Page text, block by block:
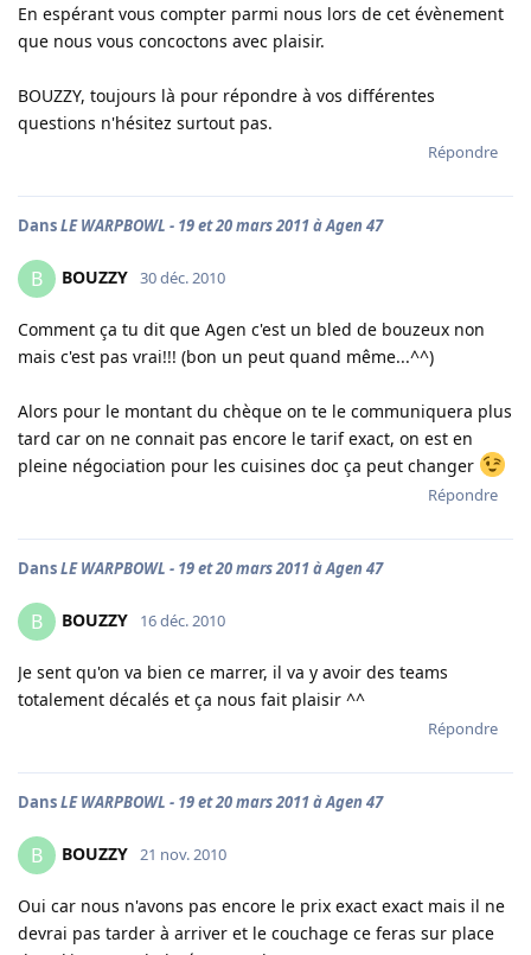
En espérant vous compter parmi nous lors de cet évènement
que nous vous concoctons avec plaisir.
BOUZZY, toujours là pour répondre à vos différentes
questions n'hésitez surtout pas.
Répondre
DansLE WARPBOWL - 19 et 20 mars 2011 à Agen 47
B BOUZZY 30 déc. 2010
Comment ça tu dit que Agen c'est un bled de bouzeux non
mais c'est pas vrai!!! (bon un peut quand même...^^)
Alors pour le montant du chèque on te le communiquera plus
tard car on ne connait pas encore le tarif exact, on est en
pleine négociation pour les cuisines doc ça peut changer
Répondre
DansLE WARPBOWL - 19 et 20 mars 2011 à Agen 47
B BOUZZY 16 déc. 2010
Je sent qu'on va bien ce marrer, il va y avoir des teams
totalement décalés et ça nous fait plaisir ^^
Répondre
DansLE WARPBOWL - 19 et 20 mars 2011 à Agen 47
B BOUZZY 21 nov. 2010
Oui car nous n'avons pas encore le prix exact exact mais il ne
devrai pas tarder à arriver et le couchage ce feras sur place